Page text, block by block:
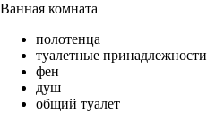
Ванная комната
полотенца
туалетные принадлежности
фен
душ
общий туалет